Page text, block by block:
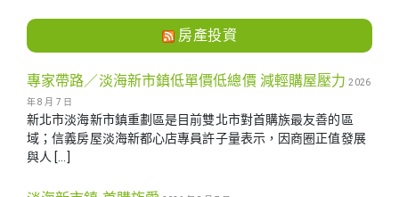
房產投資
專家帶路／淡海新市鎮低單價低總價 減輕購屋壓力 2026
年 8 月 7 日
新北市淡海新市鎮重劃區是目前雙北市對首購族最友善的區
域；信義房屋淡海新都心店專員許子量表示，因商圈正值發展
與人 […]